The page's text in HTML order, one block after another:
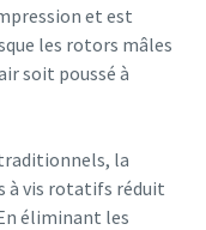
et est
les rotors mâles
soit poussé à
la
à vis rotatifs réduit
éliminant les